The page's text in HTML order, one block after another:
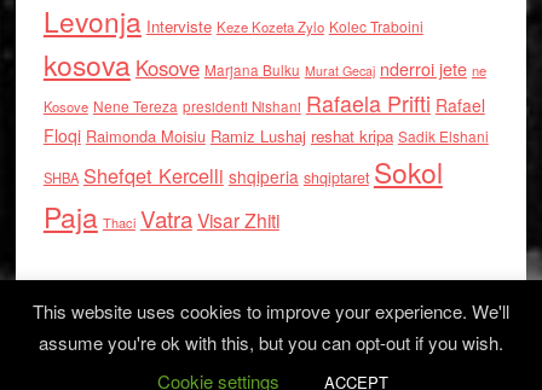
Levonja Interviste Keze Kozeta Zylo Kolec Traboini
kosova Kosove Marjana Bulku Murat Gecaj nderroi jete ne
Kosove Nene Tereza presidenti Nishani Rafaela Prifti Rafael
Floqi Raimonda Moisiu Ramiz Lushaj reshat kripa Sadik Elshani
SHBA Shefqet Kercelli shqiperia shqiptaret Sokol
Paja Thaci VatraVisar Zhiti
Log in
This website uses cookies to improve your experience. We'll
assume you're ok with this, but you can opt-out if you wish.
Cookie settings
ACCEPT